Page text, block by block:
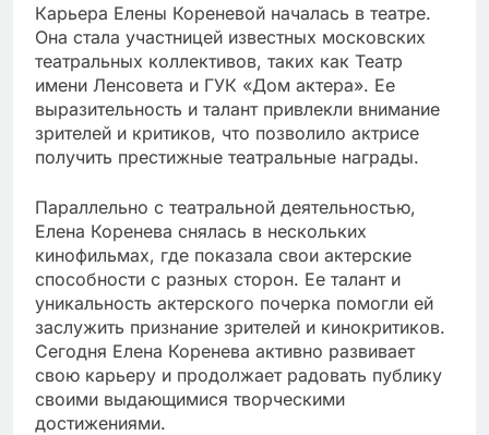
Карьера Елены Кореневой началась в театре.
Она стала участницей известных московских
театральных коллективов, таких как Театр
имени Ленсовета и ГУК «Дом актера». Ее
выразительность и талант привлекли внимание
зрителей и критиков, что позволило актрисе
получить престижные театральные награды.
Параллельно с театральной деятельностью,
Елена Коренева снялась в нескольких
кинофильмах, где показала свои актерские
способности с разных сторон. Ее талант и
уникальность актерского почерка помогли ей
заслужить признание зрителей и кинокритиков.
Сегодня Елена Коренева активно развивает
свою карьеру и продолжает радовать публику
своими выдающимися творческими
достижениями.